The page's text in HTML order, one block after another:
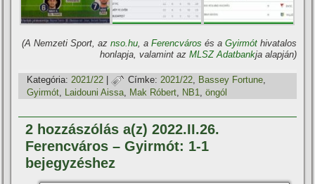
(A Nemzeti Sport, az nso.hu, a Ferencváros és a Gyirmóthivatalos
honlapja, valamint az MLSZ Adatbankja alapján)
Kategória: 2021/22 | Címke: 2021/22, Bassey Fortune,
Gyirmót
Laidouni Aissa Mak Róbert NB1 ,öngól
2 hozzászólás a(z) 2022.II.26.
Ferencváros – Gyirmót: 1-1
bejegyzéshez